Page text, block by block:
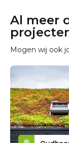
Al meer
Mogen wij ook